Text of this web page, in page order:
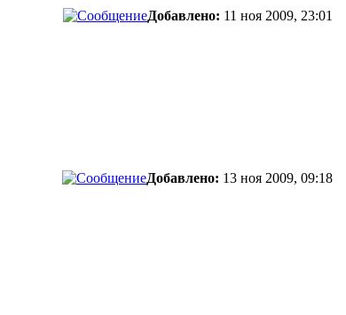
Добавлено: 11 ноя 2009, 23:01
Добавлено: 13 ноя 2009, 09:18